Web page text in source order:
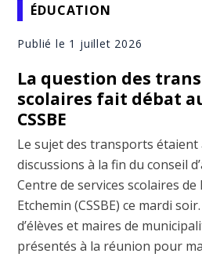
ÉDUCATION
Publié le 1 juillet 2026
La question des
scolaires fait débat
CSSBE
Le sujet des transports
discussions à la fin du conseil
Centre de services scolaires de
Etchemin (CSSBE) ce mardi
d’élèves et maires de
présentés à la réunion pour